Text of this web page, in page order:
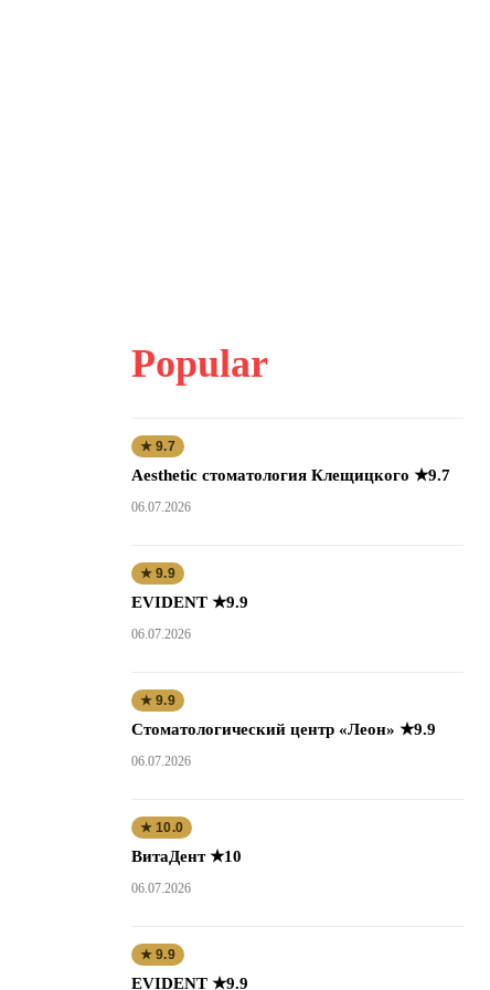
Popular
★ 9.7
Aesthetic стоматология Клещицкого ★9.7
06.07.2026
★ 9.9
EVIDENT ★9.9
06.07.2026
★ 9.9
Стоматологический центр «Леон» ★9.9
06.07.2026
★ 10.0
ВитаДент ★10
06.07.2026
★ 9.9
EVIDENT ★9.9